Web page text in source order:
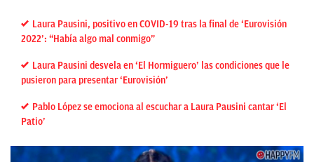
Laura Pausini, positivo en COVID-19 tras la final de ‘Eurovisión
2022’: “Había algo mal conmigo”
Laura Pausini desvela en ‘El Hormiguero’ las condiciones que le
pusieron para presentar ‘Eurovisión’
Pablo López se emociona al escuchar a Laura Pausini cantar ‘El
Patio’